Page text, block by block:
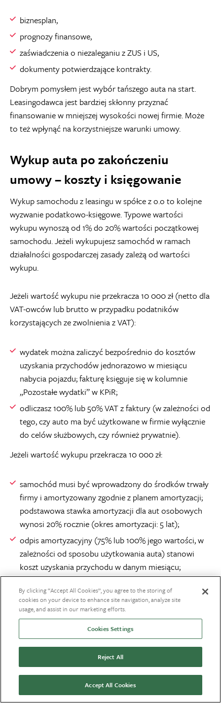
biznesplan,
prognozy finansowe,
zaświadczenia o niezaleganiu z ZUS i US,
dokumenty potwierdzające kontrakty.
Dobrym pomysłem jest wybór tańszego auta na start.
Leasingodawca jest bardziej skłonny przyznać
finansowanie w mniejszej wysokości nowej firmie. Może
to też wpłynąć na korzystniejsze warunki umowy.
Wykup auta po zakończeniu
umowy – koszty i księgowanie
Wykup samochodu z leasingu w spółce z o.o to kolejne
wyzwanie podatkowo-księgowe. Typowe wartości
wykupu wynoszą od 1% do 20% wartości początkowej
samochodu. Jeżeli wykupujesz samochód w ramach
działalności gospodarczej zasady zależą od wartości
wykupu.
Jeżeli wartość wykupu nie przekracza 10 000 zł (netto dla
VAT-owców lub brutto w przypadku podatników
korzystających ze zwolnienia z VAT):
wydatek można zaliczyć bezpośrednio do kosztów
uzyskania przychodów jednorazowo w miesiącu
nabycia pojazdu; fakturę księguje się w kolumnie
„Pozostałe wydatki” w KPiR;
odliczasz 100% lub 50% VAT z faktury (w zależności od
tego, czy auto ma być użytkowane w firmie wyłącznie
do celów służbowych, czy również prywatnie).
Jeżeli wartość wykupu przekracza 10 000 zł:
samochód musi być wprowadzony do środków trwały
firmy i amortyzowany zgodnie z planem amortyzacji;
podstawowa stawka amortyzacji dla aut osobowych
wynosi 20% rocznie (okres amortyzacji: 5 lat);
odpis amortyzacyjny (75% lub 100% jego wartości, w
zależności od sposobu użytkowania auta) stanowi
koszt uzyskania przychodu w danym miesiącu;
zalezności od sposobu użytkowania auta.
Warto pamiętać, że wykup samochodu z leasingu w
spółce z o.o. ma bezpośredni wpływ na późniejszą
sprzedaż pojazdu.
Jeśli spółka zdecyduje się sprzedać auto:
przychód będzie podlegał CIT,
By clicking “Accept All Cookies”, you agree to the storing of
cookies on your device to enhance site navigation, analyze site
usage, and assist in our marketing efforts.
Cookies Settings
Reject All
Accept All Cookies